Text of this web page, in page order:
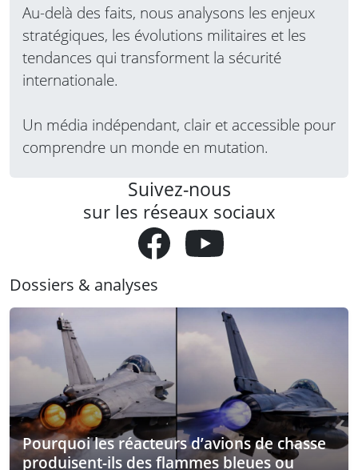
Au-delà des faits, nous analysons les enjeux
stratégiques, les évolutions militaires et les
tendances qui transforment la sécurité
internationale.
Un média indépendant, clair et accessible pour
comprendre un monde en mutation.
Suivez-nous
sur les réseaux sociaux
Dossiers & analyses
Pourquoi les réacteurs d’avions de chasse
produisent-ils des flammes bleues ou